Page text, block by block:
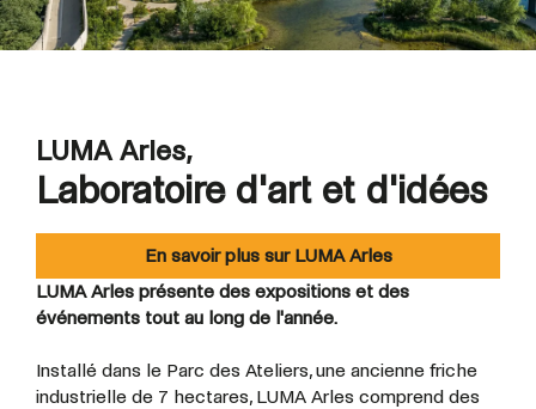
LUMA Arles,
Laboratoire d'art et d'idées
En savoir plus sur LUMA Arles
LUMA Arles présente des expositions et des
événements tout au long de l'année.
Installé dans le Parc des Ateliers, une ancienne friche
industrielle de 7 hectares, LUMA Arles comprend des